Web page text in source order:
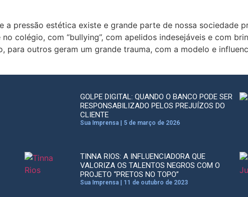
a pressão estética existe e grande parte de nossa sociedade
colégio, com “bullying”, com apelidos indesejáveis e com
para outros geram um grande trauma, com a modelo e
GOLPE DIGITAL: QUANDO O BANCO PODE SER
RESPONSABILIZADO PELOS PREJUÍZOS DO
CLIENTE
Sua Imprensa 5 de março de 2026
TINNA RIOS: A INFLUENCIADORA QUE
VALORIZA OS TALENTOS NEGROS COM O
PROJETO “PRETOS NO TOPO”
Sua Imprensa 11 de outubro de 2023